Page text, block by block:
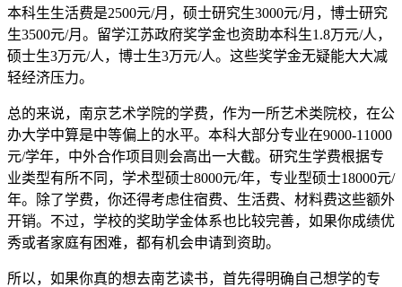
本科生生活费是2500元/月，硕士研究生3000元/月，博士研究
生3500元/月。留学江苏政府奖学金也资助本科生1.8万元/人，
硕士生3万元/人，博士生3万元/人。这些奖学金无疑能大大减
轻经济压力。
总的来说，南京艺术学院的学费，作为一所艺术类院校，在公
办大学中算是中等偏上的水平。本科大部分专业在9000-11000
元/学年，中外合作项目则会高出一大截。研究生学费根据专
业类型有所不同，学术型硕士8000元/年，专业型硕士18000元/
年。除了学费，你还得考虑住宿费、生活费、材料费这些额外
开销。不过，学校的奖助学金体系也比较完善，如果你成绩优
秀或者家庭有困难，都有机会申请到资助。
所以，如果你真的想去南艺读书，首先得明确自己想学的专